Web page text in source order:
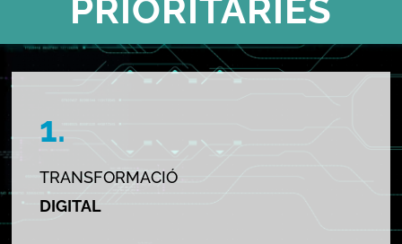
PRIORITÀRIES
1.
TRANSFORMACIÓ
DIGITAL